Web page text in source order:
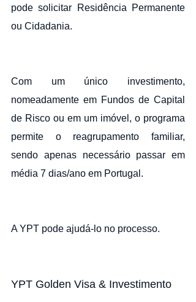
pode solicitar Residência Permanente
ou Cidadania.
Com um único investimento,
nomeadamente em Fundos de Capital
de Risco ou em um imóvel, o programa
permite o reagrupamento familiar,
sendo apenas necessário passar em
média 7 dias/ano em Portugal.
A YPT pode ajudá-lo no processo.
YPT Golden Visa & Investimento